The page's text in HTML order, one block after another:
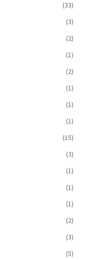
(33)
(3)
(2)
(1)
(2)
(1)
(1)
(1)
(15)
(3)
(1)
(1)
(1)
(2)
(3)
(5)